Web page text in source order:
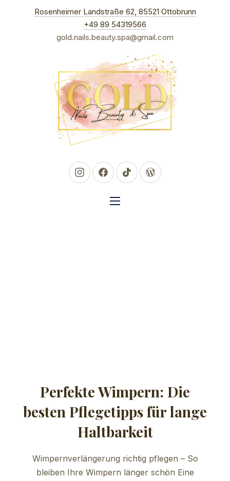
Rosenheimer Landstraße 62, 85521 OttobrunnNew
+49 89 54319566
gold.nails.beauty.spa@gmail.com
New Window
New Window
New WindowNew Window
NAVIGATION
Perfekte Wimpern: Die
besten Pflegetipps für lange
Haltbarkeit
Wimpernverlängerung richtig pflegen – So
bleiben Ihre Wimpern länger schön Eine